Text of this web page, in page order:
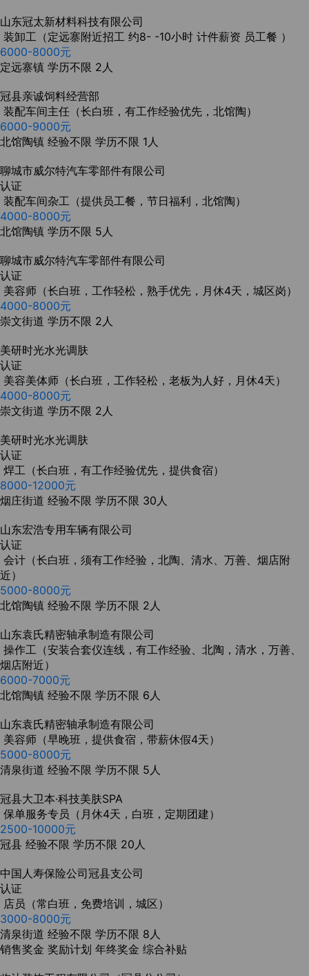
山东冠太新材料科技有限公司
装卸工（定远寨附近招工 约8- -10小时 计件薪资 员工餐 ）
6000-8000元
定远寨镇 学历不限 2人
冠县亲诚饲料经营部
装配车间主任（长白班，有工作经验优先，北馆陶）
6000-9000元
北馆陶镇 经验不限 学历不限 1人
聊城市威尔特汽车零部件有限公司
认证
装配车间杂工（提供员工餐，节日福利，北馆陶）
4000-8000元
北馆陶镇 学历不限 5人
聊城市威尔特汽车零部件有限公司
认证
美容师（长白班，工作轻松，熟手优先，月休4天，城区岗）
4000-8000元
崇文街道 学历不限 2人
美研时光水光调肤
认证
美容美体师（长白班，工作轻松，老板为人好，月休4天）
4000-8000元
崇文街道 学历不限 2人
美研时光水光调肤
认证
焊工（长白班，有工作经验优先，提供食宿）
8000-12000元
烟庄街道 经验不限 学历不限 30人
山东宏浩专用车辆有限公司
认证
会计（长白班，须有工作经验，北陶、清水、万善、烟店附
近）
5000-8000元
北馆陶镇 经验不限 学历不限 2人
山东袁氏精密轴承制造有限公司
操作工（安装合套仪连线，有工作经验、北陶，清水，万善、
烟店附近）
6000-7000元
北馆陶镇 经验不限 学历不限 6人
山东袁氏精密轴承制造有限公司
美容师（早晚班，提供食宿，带薪休假4天）
5000-8000元
清泉街道 经验不限 学历不限 5人
冠县大卫本·科技美肤SPA
保单服务专员（月休4天，白班，定期团建）
2500-10000元
冠县 经验不限 学历不限 20人
中国人寿保险公司冠县支公司
认证
店员（常白班，免费培训，城区）
3000-8000元
清泉街道 经验不限 学历不限 8人
销售奖金 奖励计划 年终奖金 综合补贴